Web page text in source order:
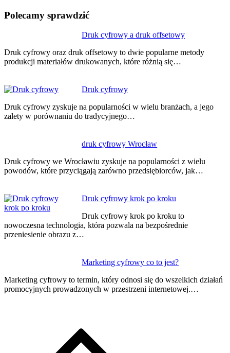
Polecamy sprawdzić
Druk cyfrowy a druk offsetowy
Druk cyfrowy oraz druk offsetowy to dwie popularne metody
produkcji materiałów drukowanych, które różnią się…
Druk cyfrowy
Druk cyfrowy zyskuje na popularności w wielu branżach, a jego
zalety w porównaniu do tradycyjnego…
druk cyfrowy Wrocław
Druk cyfrowy we Wrocławiu zyskuje na popularności z wielu
powodów, które przyciągają zarówno przedsiębiorców, jak…
Druk cyfrowy krok po kroku
Druk cyfrowy krok po kroku to
nowoczesna technologia, która pozwala na bezpośrednie
przeniesienie obrazu z…
Marketing cyfrowy co to jest?
Marketing cyfrowy to termin, który odnosi się do wszelkich działań
promocyjnych prowadzonych w przestrzeni internetowej.…
wpisu